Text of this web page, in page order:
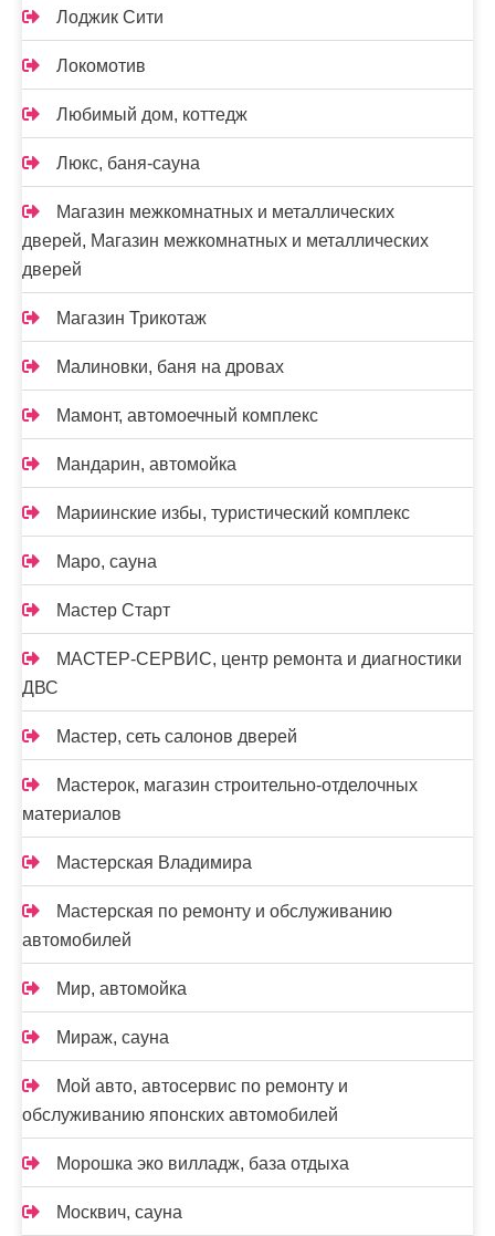
Лоджик Сити
Локомотив
Любимый дом, коттедж
Люкс, баня-сауна
Магазин межкомнатных и металлических
дверей, Магазин межкомнатных и металлических
дверей
Магазин Трикотаж
Малиновки, баня на дровах
Мамонт, автомоечный комплекс
Мандарин, автомойка
Мариинские избы, туристический комплекс
Маро, сауна
Мастер Старт
МАСТЕР-СЕРВИС, центр ремонта и диагностики
ДВС
Мастер, сеть салонов дверей
Мастерок, магазин строительно-отделочных
материалов
Мастерская Владимира
Мастерская по ремонту и обслуживанию
автомобилей
Мир, автомойка
Мираж, сауна
Мой авто, автосервис по ремонту и
обслуживанию японских автомобилей
Морошка эко вилладж, база отдыха
Москвич, сауна